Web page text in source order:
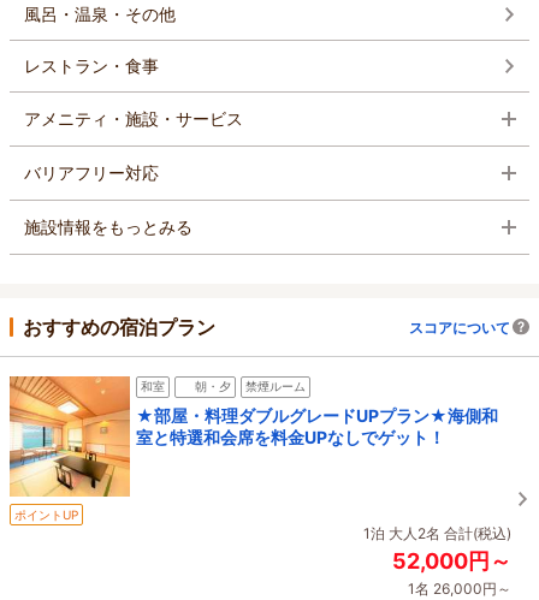
風呂・温泉・その他
レストラン・食事
アメニティ・施設・サービス
バリアフリー対応
施設情報をもっとみる
おすすめの宿泊プラン スコアについて
和室 朝・夕 禁煙ルーム
★部屋・料理ダブルグレードUPプラン★海側和
室と特選和会席を料金UPなしでゲット！
ポイントUP
1泊 大人2名 合計(税込)
52,000円～
1名 26,000円～